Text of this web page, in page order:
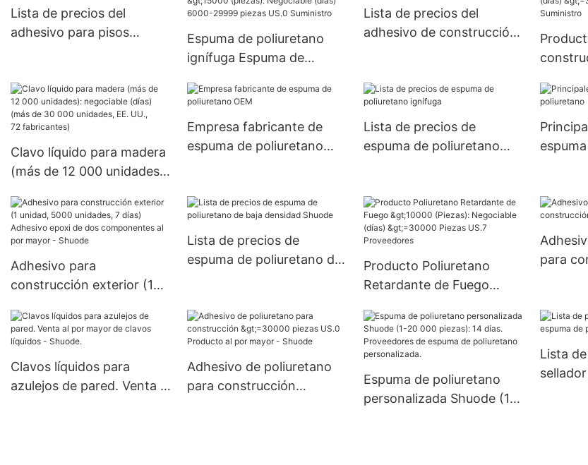
Lista de precios del
adhesivo para pisos
Espuma de poliuretano
ignífuga Espuma de
>15000 (piezas):
29999 piezas US.0
Suministro
Lista de precios del
adhesivo de construcción
Clavo líquido para madera
(más de 12 000 unidades):
30 000 unidades, EE. UU.,
72 fabricantes)
Empresa fabricante de
espuma de poliuretano
Lista de precios de
espuma de poliuretano
Adhesivo para
construcción exterior (1
días) Adhesivo epoxi de
dos componentes al por
mayor - Shuode
Lista de precios de
espuma de poliuretano de
Producto Poliuretano
Retardante de Fuego
Negociable (días)
>=30000 Piezas US.7
Proveedores
para
Clavos líquidos para
azulejos de pared. Venta al
Adhesivo de poliuretano
para construcción
Espuma de poliuretano
personalizada Shuode (1-
Lista